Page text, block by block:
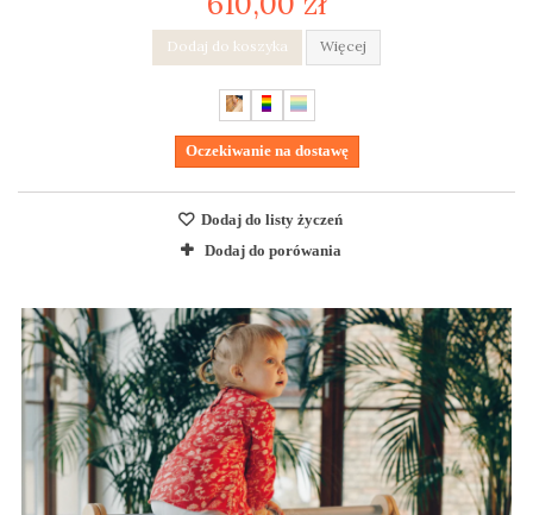
Dodaj do koszyka Więcej
Oczekiwanie na dostawę
Dodaj do listy życzeń
Dodaj do porówania